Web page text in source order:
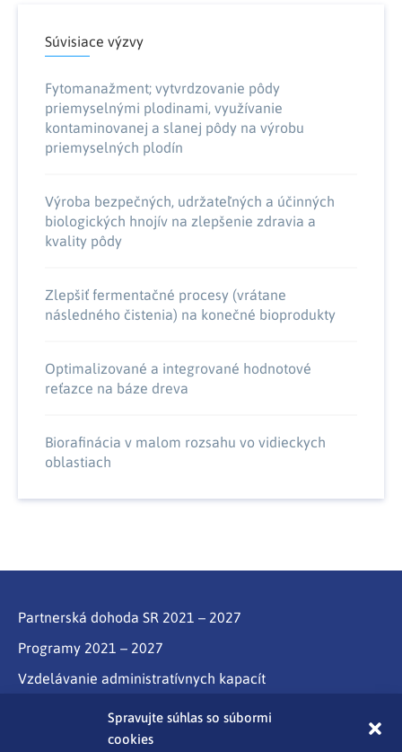
Spravujte súhlas so súbormi
cookies
Súvisiace výzvy
Fytomanažment; vytvrdzovanie pôdy
priemyselnými plodinami, využívanie
kontaminovanej a slanej pôdy na výrobu
priemyselných plodín
Výroba bezpečných, udržateľných a účinných
biologických hnojív na zlepšenie zdravia a
kvality pôdy
Zlepšiť fermentačné procesy (vrátane
následného čistenia) na konečné bioprodukty
Optimalizované a integrované hodnotové
reťazce na báze dreva
Biorafinácia v malom rozsahu vo vidieckych
oblastiach
Partnerská dohoda SR 2021 – 2027
Programy 2021 – 2027
Vzdelávanie administratívnych kapacít
Program Slovensko